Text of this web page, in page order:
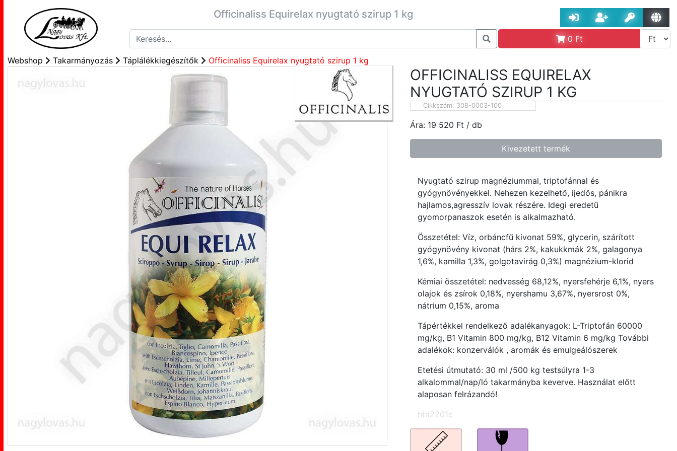
Officinaliss Equirelax nyugtató szirup 1 kg
0 Ft
Webshop Takarmányozás Táplálékkiegészítők Officinaliss Equirelax nyugtató szirup 1 kg
OFFICINALISS EQUIRELAX
NYUGTATÓ SZIRUP 1 KG
Cikkszám: 308-0003-100
Ára: 19 520 Ft / db
Kivezetett termék
Nyugtató szirup magnéziummal, triptofánnal és
gyógynövényekkel. Nehezen kezelhető, ijedős, pánikra
hajlamos,agresszív lovak részére. Idegi eredetű
gyomorpanaszok esetén is alkalmazható.
Összetétel: Víz, orbáncfű kivonat 59%, glycerin, szárított
gyógynövény kivonat (hárs 2%, kakukkmák 2%, galagonya
1,6%, kamilla 1,3%, golgotavirág 0,3%) magnézium-klorid
Kémiai összetétel: nedvesség 68,12%, nyersfehérje 6,1%, nyers
olajok és zsírok 0,18%, nyershamu 3,67%, nyersrost 0%,
nátrium 0,15%, aroma
Tápértékkel rendelkező adalékanyagok: L-Triptofán 60000
mg/kg, B1 Vitamin 800 mg/kg, B12 Vitamin 6 mg/kg További
adalékok: konzerválók , aromák és emulgeálószerek
Etetési útmutató: 30 ml /500 kg testsúlyra 1-3
alkalommal/nap/ló takarmányba keverve. Használat előtt
alaposan felrázandó!
hta2201c